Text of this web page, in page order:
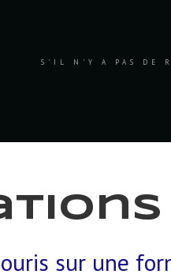
S'IL N'Y A PAS DE
sur une